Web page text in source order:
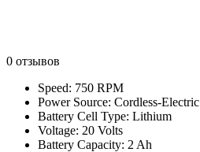
0 отзывов
Speed: 750 RPM
Power Source: Cordless-Electric
Battery Cell Type: Lithium
Voltage: 20 Volts
Battery Capacity: 2 Ah